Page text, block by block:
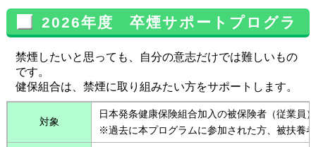
2026年度 卒煙サポートプログラ
禁煙したいと思っても、自分の意志だけでは難しいもの
です。
健保組合は、禁煙に取り組みたい方をサポートします。
対象
日本発条健康保険組合加入の被保険者（従業員）
※過去に本プログラムに参加された方、被扶養